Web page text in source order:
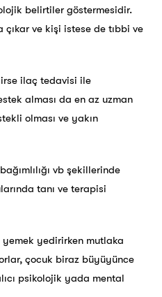
belirtiler göstermesidir.
çıkar ve kişi istese de tıbbi ve
ilaç tedavisi ile
alması da en az uzman
olması ve yakın
vb şekillerinde
tanı ve terapisi
yemek yedirirken mutlaka
çocuk biraz büyüyünce
psikolojik yada mental